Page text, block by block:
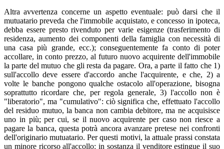
Altra avvertenza concerne un aspetto eventuale: può darsi che il
mutuatario preveda che l'immobile acquistato, e concesso in ipoteca,
debba essere presto rivenduto per varie esigenze (trasferimento di
residenza, aumento dei componenti della famiglia con necessità di
una casa più grande, ecc.); conseguentemente fa conto di poter
accollare, in conto prezzo, al futuro nuovo acquirente dell'immobile
la parte del mutuo che gli resta da pagare. Ora, a parte il fatto che 1)
sull'accollo deve essere d'accordo anche l'acquirente, e che, 2) a
volte le banche pongono qualche ostacolo all'operazione, bisogna
soprattutto ricordare che, per regola generale, 3) l'accollo non è
"liberatorio", ma "cumulativo": ciò significa che, effettuato l'accollo
del residuo mutuo, la banca non cambia debitore, ma ne acquisisce
uno in più; per cui, se il nuovo acquirente per caso non riesce a
pagare la banca, questa potrà ancora avanzare pretese nei confronti
dell'originario mutuatario. Per questi motivi, la attuale prassi constata
un minore ricorso all'accollo: in sostanza il venditore estingue il suo